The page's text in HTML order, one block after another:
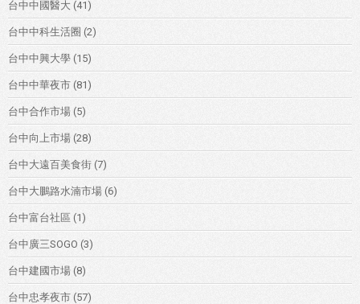
台中中國醫大 (41)
台中中科生活圈 (2)
台中中興大學 (15)
台中中華夜市 (81)
台中合作市場 (5)
台中向上市場 (28)
台中大遠百美食街 (7)
台中大鵬路水湳市場 (6)
台中富台社區 (1)
台中廣三SOGO (3)
台中建國市場 (8)
台中忠孝夜市 (57)